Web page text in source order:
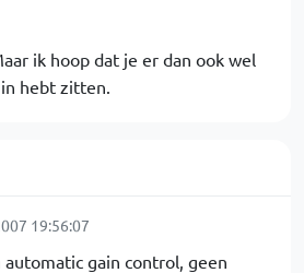
ik hoop dat je er dan ook wel
hebt zitten.
19:56:07
gain control, geen